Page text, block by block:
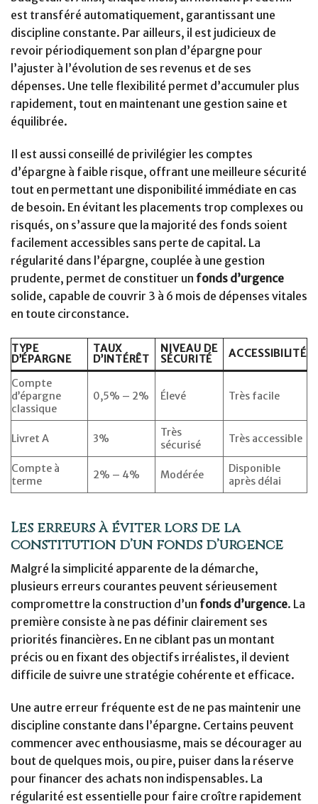
est transféré automatiquement, garantissant une
discipline constante. Par ailleurs, il est judicieux de
revoir périodiquement son plan d’épargne pour
l’ajuster à l’évolution de ses revenus et de ses
dépenses. Une telle flexibilité permet d’accumuler plus
rapidement, tout en maintenant une gestion saine et
équilibrée.
Il est aussi conseillé de privilégier les comptes
d’épargne à faible risque, offrant une meilleure sécurité
tout en permettant une disponibilité immédiate en cas
de besoin. En évitant les placements trop complexes ou
risqués, on s’assure que la majorité des fonds soient
facilement accessibles sans perte de capital. La
régularité dans l’épargne, couplée à une gestion
prudente, permet de constituer un fonds d’urgence
solide, capable de couvrir 3 à 6 mois de dépenses vitales
en toute circonstance.
TYPE
D’ÉPARGNE
TAUX
D’INTÉRÊT
NIVEAU DE
SÉCURITÉ
ACCESSIBILITÉ
Compte
d’épargne
classique
0,5% – 2% Élevé Très facile
Livret A 3%
Très
sécurisé
Très accessible
Compte à
terme
2% – 4% Modérée
Disponible
après délai
Les erreurs à éviter lors de la
constitution d’un fonds d’urgence
Malgré la simplicité apparente de la démarche,
plusieurs erreurs courantes peuvent sérieusement
compromettre la construction d’un fonds d’urgence. La
première consiste à ne pas définir clairement ses
priorités financières. En ne ciblant pas un montant
précis ou en fixant des objectifs irréalistes, il devient
difficile de suivre une stratégie cohérente et efficace.
Une autre erreur fréquente est de ne pas maintenir une
discipline constante dans l’épargne. Certains peuvent
commencer avec enthousiasme, mais se décourager au
bout de quelques mois, ou pire, puiser dans la réserve
pour financer des achats non indispensables. La
régularité est essentielle pour faire croître rapidement